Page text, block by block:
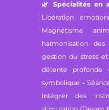
🌿
Spécialités en
Libération
Magnétisme
harmonisation des
gestion du stress
détente profonde
symbolique -
intégrer des